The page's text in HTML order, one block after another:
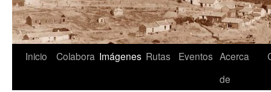
Inicio Colabora Imágenes Rutas Eventos Acerca
de